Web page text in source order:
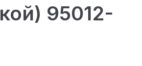
95012-